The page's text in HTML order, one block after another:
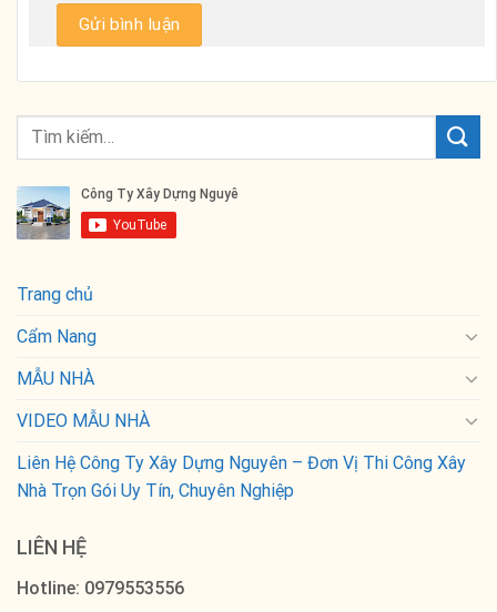
Trang chủ
Cẩm Nang
MẪU NHÀ
VIDEO MẪU NHÀ
Liên Hệ Công Ty Xây Dựng Nguyên – Đơn Vị Thi Công Xây
Nhà Trọn Gói Uy Tín, Chuyên Nghiệp
LIÊN HỆ
Hotline: 0979553556